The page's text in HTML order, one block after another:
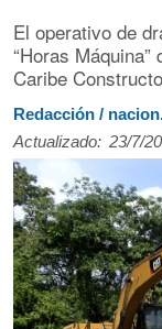
El operativo de
“Horas
Caribe
Redacción /
Actualizado: 23/7/